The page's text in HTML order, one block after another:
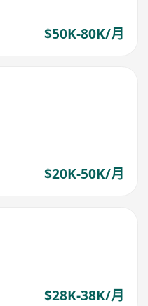
$50K-80K/月
$20K-50K/月
$28K-38K/月